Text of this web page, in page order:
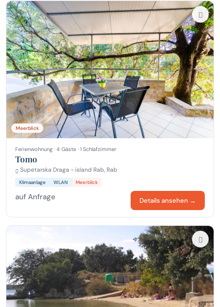
Meerblick
Ferienwohnung · 4 Gäste · 1 Schlafzimmer
Tomo
Supetarska Draga - island Rab, Rab
Klimaanlage WLAN Meerblick
auf Anfrage Details ansehen →